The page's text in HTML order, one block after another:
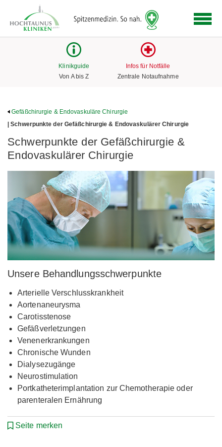
Link
zur
Klinikguide
Von A bis Z
Infos für Notfälle
Zentrale Notaufnahme
Gefäßchirurgie & Endovaskuläre Chirurgie
| Schwerpunkte der Gefäßchirurgie & Endovaskulärer Chirurgie
Schwerpunkte der Gefäßchirurgie &
Endovaskulärer Chirurgie
Unsere Behandlungsschwerpunkte
Arterielle Verschlusskrankheit
Aortenaneurysma
Carotisstenose
Gefäßverletzungen
Venenerkrankungen
Chronische Wunden
Dialysezugänge
Neurostimulation
Portkatheterimplantation zur Chemotherapie oder
parenteralen Ernährung
Seite merken